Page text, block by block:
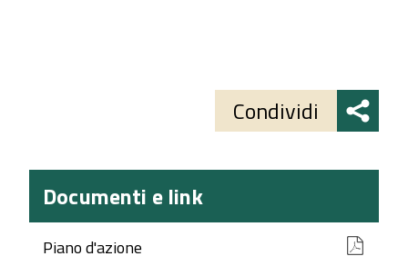
Condividi
Documenti e link
Piano d'azione